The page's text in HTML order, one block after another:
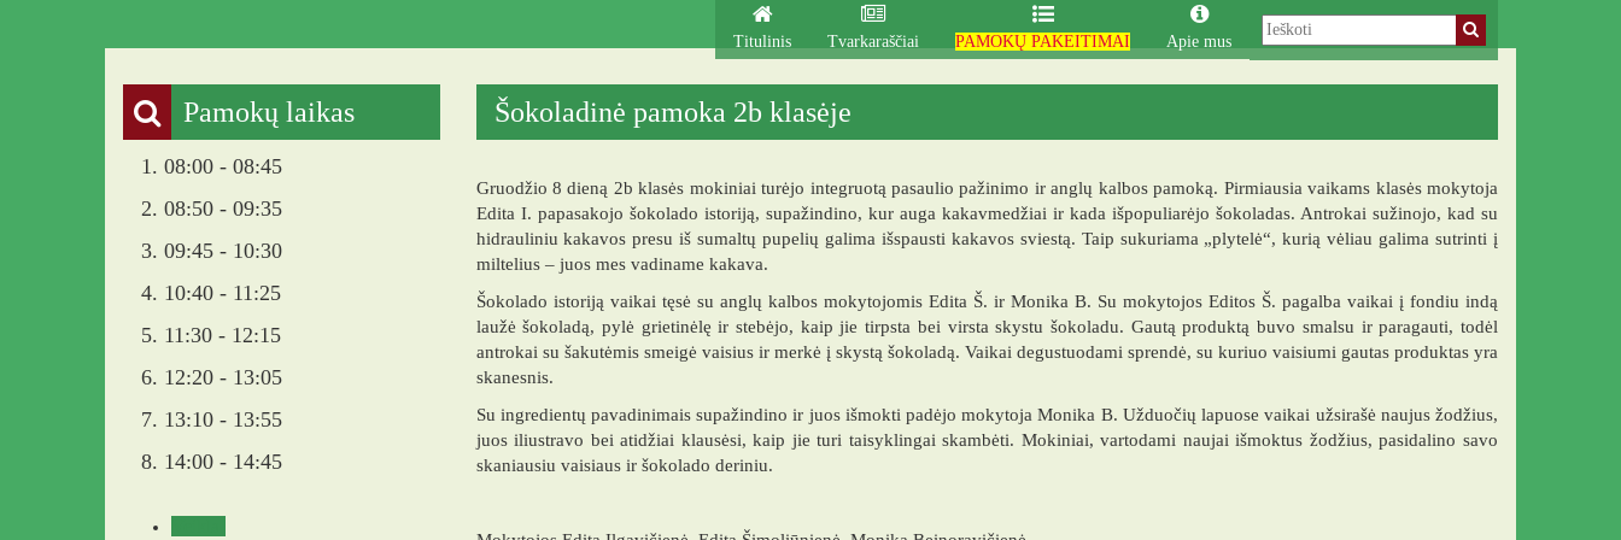
Titulinis Tvarkaraščiai PAMOKŲ PAKEITIMAI Apie mus
Pamokų laikas
1. 08:00 - 08:45
2. 08:50 - 09:35
3. 09:45 - 10:30
4. 10:40 - 11:25
5. 11:30 - 12:15
6. 12:20 - 13:05
7. 13:10 - 13:55
8. 14:00 - 14:45
Šokoladinė pamoka 2b klasėje
Gruodžio 8 dieną 2b klasės mokiniai turėjo integruotą pasaulio pažinimo ir anglų kalbos pamoką. Pirmiausia vaikams klasės mokytoja
Edita I. papasakojo šokolado istoriją, supažindino, kur auga kakavmedžiai ir kada išpopuliarėjo šokoladas. Antrokai sužinojo, kad su
hidrauliniu kakavos presu iš sumaltų pupelių galima išspausti kakavos sviestą. Taip sukuriama „plytelė“, kurią vėliau galima sutrinti į
miltelius – juos mes vadiname kakava.
Šokolado istoriją vaikai tęsė su anglų kalbos mokytojomis Edita Š. ir Monika B. Su mokytojos Editos Š. pagalba vaikai į fondiu indą
laužė šokoladą, pylė grietinėlę ir stebėjo, kaip jie tirpsta bei virsta skystu šokoladu. Gautą produktą buvo smalsu ir paragauti, todėl
antrokai su šakutėmis smeigė vaisius ir merkė į skystą šokoladą. Vaikai degustuodami sprendė, su kuriuo vaisiumi gautas produktas yra
skanesnis.
Su ingredientų pavadinimais supažindino ir juos išmokti padėjo mokytoja Monika B. Užduočių lapuose vaikai užsirašė naujus žodžius,
juos iliustravo bei atidžiai klausėsi, kaip jie turi taisyklingai skambėti. Mokiniai, vartodami naujai išmoktus žodžius, pasidalino savo
skaniausiu vaisiaus ir šokolado deriniu.